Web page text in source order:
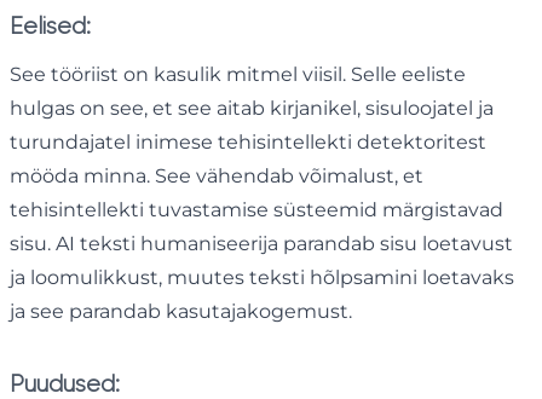
Eelised:
See tööriist on kasulik mitmel viisil. Selle eeliste
hulgas on see, et see aitab kirjanikel, sisuloojatel ja
turundajatel inimese tehisintellekti detektoritest
mööda minna. See vähendab võimalust, et
tehisintellekti tuvastamise süsteemid märgistavad
sisu. AI teksti humaniseerija parandab sisu loetavust
ja loomulikkust, muutes teksti hõlpsamini loetavaks
ja see parandab kasutajakogemust.
Puudused: